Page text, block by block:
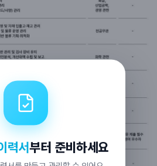
력서부터 준비하세요